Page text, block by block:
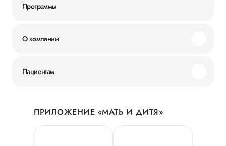
Программы
О компании
Новости
Руководство
Пациентам
Личный кабинет
Персональные данные
ПРИЛОЖЕНИЕ «МАТЬ И ДИТЯ»